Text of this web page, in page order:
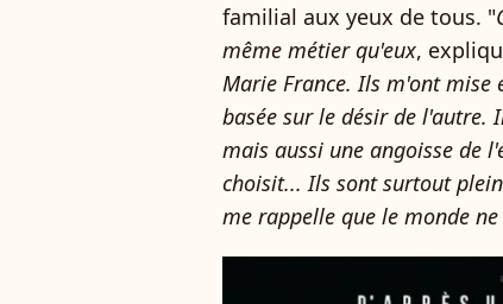
familial aux yeux de tous. "
même métier qu'eux,
Marie France. Ils m'ont mise
basée sur le désir de l'autre.
mais aussi une angoisse de
choisit... Ils sont surtout
me rappelle que le monde